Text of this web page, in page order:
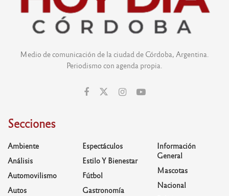
Medio de comunicación de la ciudad de Córdoba, Argentina.
Periodismo con agenda propia.
Secciones
Ambiente
Análisis
Automovilismo
Autos
Espectáculos
Estilo Y Bienestar
Fútbol
Gastronomía
Información
General
Mascotas
Nacional